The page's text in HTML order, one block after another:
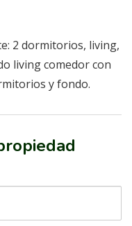
2 dormitorios, living,
living comedor con
y fondo.